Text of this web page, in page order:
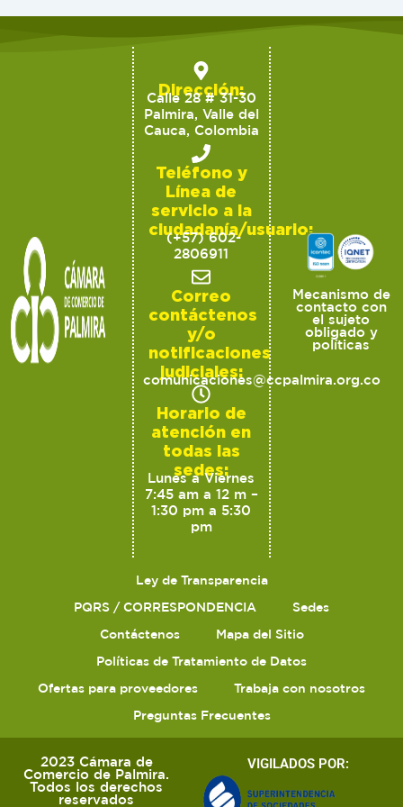
Dirección:
Calle 28 # 31-30
Palmira, Valle del
Cauca, Colombia
Teléfono y
Línea de
servicio a la
ciudadanía/usuario:
(+57) 602-
2806911
Correo
contáctenos
y/o
notificaciones
judiciales:
comunicaciones@ccpalmira.org.co
Horario de
atención en
todas las
sedes:
Lunes a Viernes
7:45 am a 12 m –
1:30 pm a 5:30
pm
Mecanismo de
contacto con
el sujeto
obligado y
políticas
Ley de Transparencia
PQRS / CORRESPONDENCIA
Sedes
Contáctenos
Mapa del Sitio
Políticas de Tratamiento de Datos
Ofertas para proveedores
Trabaja con nosotros
Preguntas Frecuentes
2023 Cámara de
Comercio de Palmira.
Todos los derechos
reservados
VIGILADOS POR: